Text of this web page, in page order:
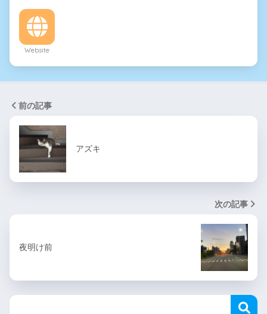
Website
前の記事
アズキ
次の記事
夜明け前